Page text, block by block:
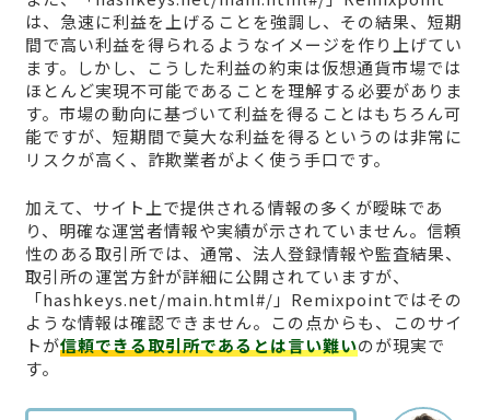
は、急速に利益を上げることを強調し、その結果、短期
間で高い利益を得られるようなイメージを作り上げてい
ます。しかし、こうした利益の約束は仮想通貨市場では
ほとんど実現不可能であることを理解する必要がありま
す。市場の動向に基づいて利益を得ることはもちろん可
能ですが、短期間で莫大な利益を得るというのは非常に
リスクが高く、詐欺業者がよく使う手口です。
加えて、サイト上で提供される情報の多くが曖昧であ
り、明確な運営者情報や実績が示されていません。信頼
性のある取引所では、通常、法人登録情報や監査結果、
取引所の運営方針が詳細に公開されていますが、
「hashkeys.net/main.html#/」Remixpointではその
ような情報は確認できません。この点からも、このサイ
トが信頼できる取引所であるとは言い難いのが現実で
す。